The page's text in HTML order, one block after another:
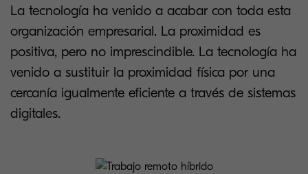
La tecnología ha venido a acabar con toda esta
organización empresarial. La proximidad es
positiva, pero no imprescindible. La tecnología ha
venido a sustituir la proximidad física por una
cercanía igualmente eficiente a través de sistemas
digitales.